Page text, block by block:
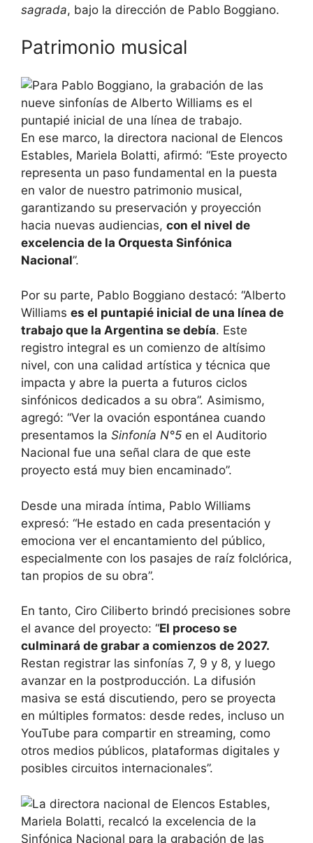
sagrada, bajo la dirección de Pablo Boggiano.
Patrimonio musical
En ese marco, la directora nacional de Elencos
Estables, Mariela Bolatti, afirmó: “Este proyecto
representa un paso fundamental en la puesta
en valor de nuestro patrimonio musical,
garantizando su preservación y proyección
hacia nuevas audiencias, con el nivel de
excelencia de la Orquesta Sinfónica
Nacional”.
Por su parte, Pablo Boggiano destacó: “Alberto
Williams es el puntapié inicial de una línea de
trabajo que la Argentina se debía. Este
registro integral es un comienzo de altísimo
nivel, con una calidad artística y técnica que
impacta y abre la puerta a futuros ciclos
sinfónicos dedicados a su obra”. Asimismo,
agregó: “Ver la ovación espontánea cuando
presentamos la Sinfonía N°5 en el Auditorio
Nacional fue una señal clara de que este
proyecto está muy bien encaminado”.
Desde una mirada íntima, Pablo Williams
expresó: “He estado en cada presentación y
emociona ver el encantamiento del público,
especialmente con los pasajes de raíz folclórica,
tan propios de su obra”.
En tanto, Ciro Ciliberto brindó precisiones sobre
el avance del proyecto: “El proceso se
culminará de grabar a comienzos de 2027.
Restan registrar las sinfonías 7, 9 y 8, y luego
avanzar en la postproducción. La difusión
masiva se está discutiendo, pero se proyecta
en múltiples formatos: desde redes, incluso un
YouTube para compartir en streaming, como
otros medios públicos, plataformas digitales y
posibles circuitos internacionales”.